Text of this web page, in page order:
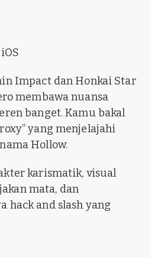
Impact dan Honkai Star
membawa nuansa
banget. Kamu bakal
yang menjelajahi
Hollow.
karismatik, visual
mata, dan
hack and slash yang